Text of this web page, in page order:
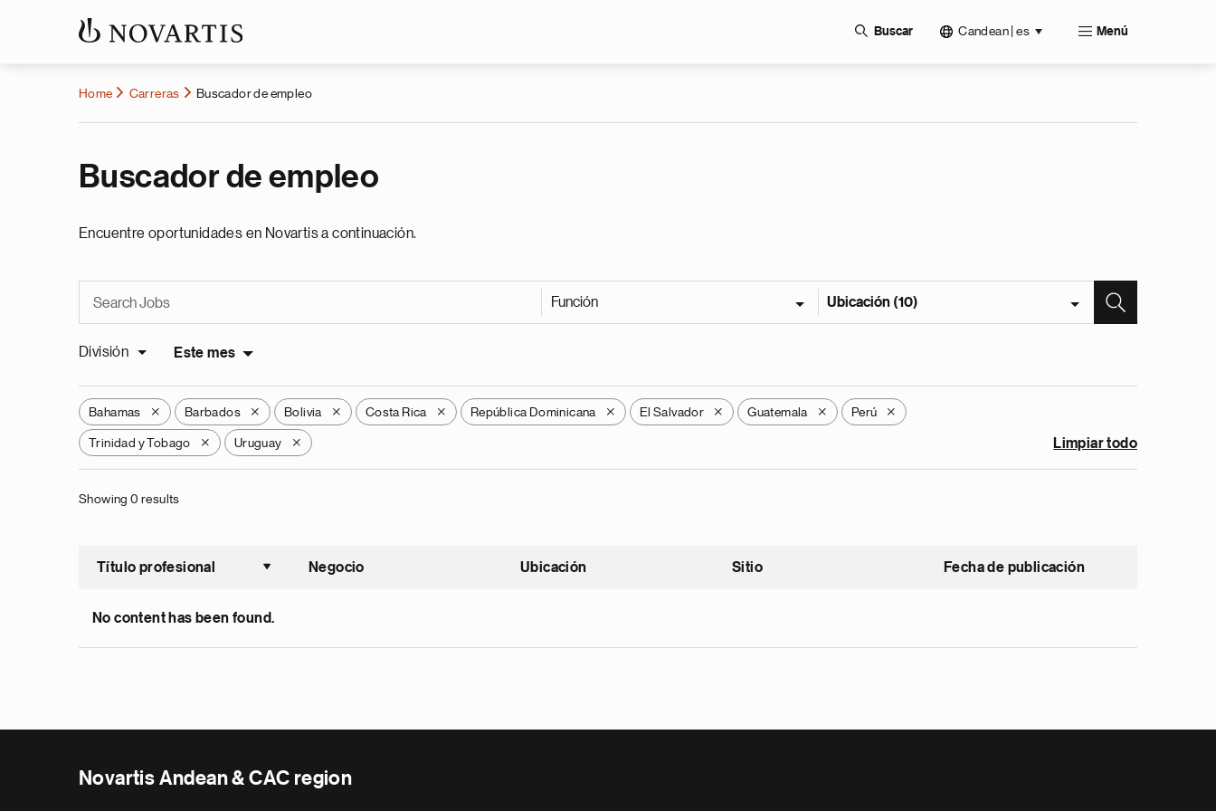
Buscar Candean | es Menú
Home Carreras Buscador de empleo
Buscador de empleo
Encuentre oportunidades en Novartis a continuación.
Función Ubicación (10)
División Este mes
Bahamas X Barbados X Bolivia X Costa Rica X República Dominicana X El Salvador X Guatemala X Perú X
Trinidad y Tobago X Uruguay X Limpiar todo
Showing 0 results
Título profesional
Ordenar ascendente
Negocio Ubicación Sitio Fecha de publicación
No content has been found.
Novartis Andean & CAC region